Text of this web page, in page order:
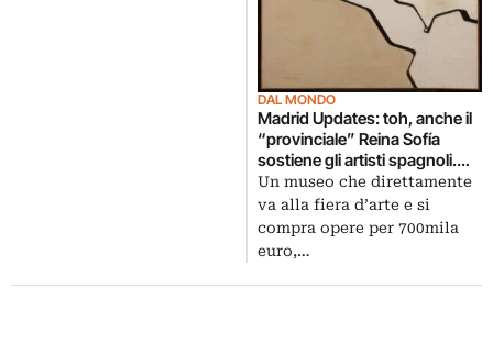
DAL MONDO
Madrid Updates: toh, anche il
“provinciale” Reina Sofía
sostiene gli artisti spagnoli.
700mila euro spesi ad Arco,
ecco cosa si sono comprati
Un museo che direttamente
va alla fiera d’arte e si
compra opere per 700mila
euro,…